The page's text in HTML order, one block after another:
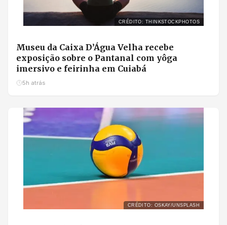
CRÉDITO: THINKSTOCKPHOTOS
Museu da Caixa D’Água Velha recebe
exposição sobre o Pantanal com yôga
imersivo e feirinha em Cuiabá
5h atrás
CRÉDITO: OSKAY/UNSPLASH